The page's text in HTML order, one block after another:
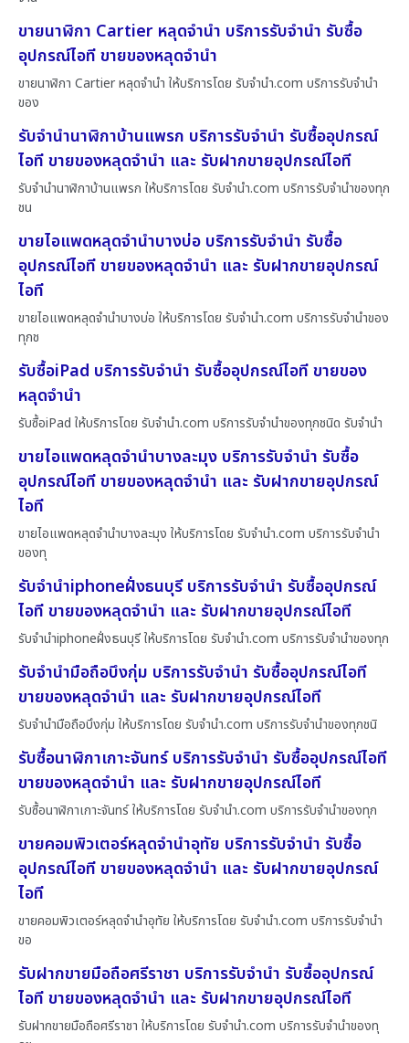
ขายนาฬิกา Cartier หลุดจำนำ บริการรับจำนำ รับซื้อ
อุปกรณ์ไอที ขายของหลุดจำนำ
ขายนาฬิกา Cartier หลุดจำนำ ให้บริการโดย รับจํานํา.com บริการรับจำนำ
ของ
รับจำนำนาฬิกาบ้านแพรก บริการรับจำนำ รับซื้ออุปกรณ์
ไอที ขายของหลุดจำนำ และ รับฝากขายอุปกรณ์ไอที
รับจำนำนาฬิกาบ้านแพรก ให้บริการโดย รับจํานํา.com บริการรับจำนำของทุก
ชน
ขายไอแพดหลุดจำนำบางบ่อ บริการรับจำนำ รับซื้อ
อุปกรณ์ไอที ขายของหลุดจำนำ และ รับฝากขายอุปกรณ์
ไอที
ขายไอแพดหลุดจำนำบางบ่อ ให้บริการโดย รับจํานํา.com บริการรับจำนำของ
ทุกช
รับซื้อiPad บริการรับจำนำ รับซื้ออุปกรณ์ไอที ขายของ
หลุดจำนำ
รับซื้อiPad ให้บริการโดย รับจํานํา.com บริการรับจำนำของทุกชนิด รับจำนำ
ขายไอแพดหลุดจำนำบางละมุง บริการรับจำนำ รับซื้อ
อุปกรณ์ไอที ขายของหลุดจำนำ และ รับฝากขายอุปกรณ์
ไอที
ขายไอแพดหลุดจำนำบางละมุง ให้บริการโดย รับจํานํา.com บริการรับจำนำ
ของทุ
รับจำนำiphoneฝั่งธนบุรี บริการรับจำนำ รับซื้ออุปกรณ์
ไอที ขายของหลุดจำนำ และ รับฝากขายอุปกรณ์ไอที
รับจำนำiphoneฝั่งธนบุรี ให้บริการโดย รับจํานํา.com บริการรับจำนำของทุก
รับจำนำมือถือบึงกุ่ม บริการรับจำนำ รับซื้ออุปกรณ์ไอที
ขายของหลุดจำนำ และ รับฝากขายอุปกรณ์ไอที
รับจำนำมือถือบึงกุ่ม ให้บริการโดย รับจํานํา.com บริการรับจำนำของทุกชนิ
รับซื้อนาฬิกาเกาะจันทร์ บริการรับจำนำ รับซื้ออุปกรณ์ไอที
ขายของหลุดจำนำ และ รับฝากขายอุปกรณ์ไอที
รับซื้อนาฬิกาเกาะจันทร์ ให้บริการโดย รับจํานํา.com บริการรับจำนำของทุก
ขายคอมพิวเตอร์หลุดจำนำอุทัย บริการรับจำนำ รับซื้อ
อุปกรณ์ไอที ขายของหลุดจำนำ และ รับฝากขายอุปกรณ์
ไอที
ขายคอมพิวเตอร์หลุดจำนำอุทัย ให้บริการโดย รับจํานํา.com บริการรับจำนำ
ขอ
รับฝากขายมือถือศรีราชา บริการรับจำนำ รับซื้ออุปกรณ์
ไอที ขายของหลุดจำนำ และ รับฝากขายอุปกรณ์ไอที
รับฝากขายมือถือศรีราชา ให้บริการโดย รับจํานํา.com บริการรับจำนำของทุ